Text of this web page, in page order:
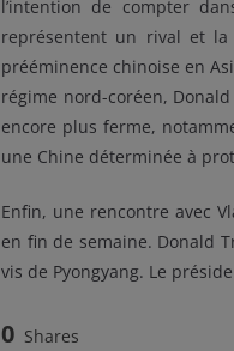
l’intention de compter
représentent un rival et la
prééminence chinoise en
régime nord-coréen,
encore plus ferme,
une Chine déterminée à
Enfin, une rencontre avec
en fin de semaine. Donald
vis de Pyongyang. Le
0 Shares